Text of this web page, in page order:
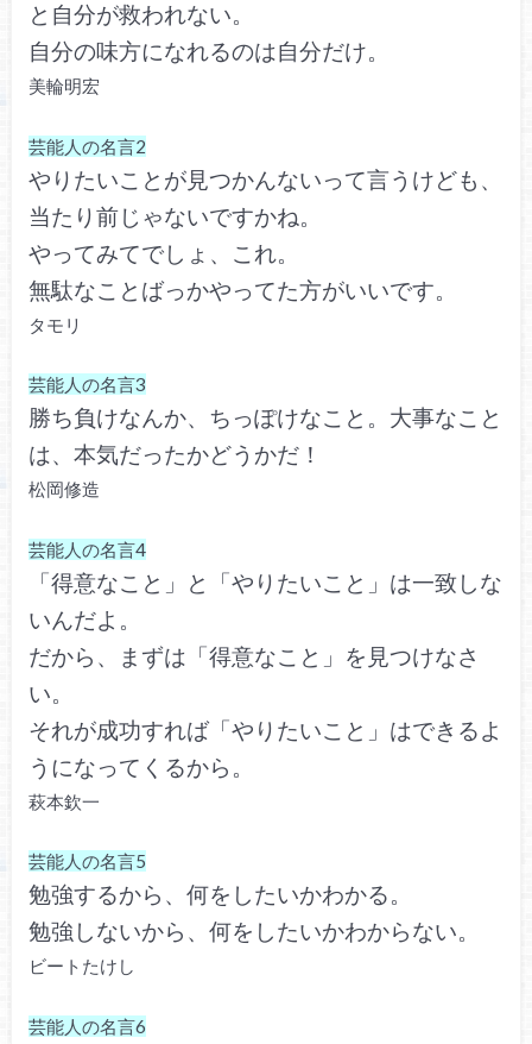
と自分が救われない。
自分の味方になれるのは自分だけ。
美輪明宏
芸能人の名言2
やりたいことが見つかんないって言うけども、
当たり前じゃないですかね。
やってみてでしょ、これ。
無駄なことばっかやってた方がいいです。
タモリ
芸能人の名言3
勝ち負けなんか、ちっぽけなこと。大事なこと
は、本気だったかどうかだ！
松岡修造
芸能人の名言4
「得意なこと」と「やりたいこと」は一致しな
いんだよ。
だから、まずは「得意なこと」を見つけなさ
い。
それが成功すれば「やりたいこと」はできるよ
うになってくるから。
萩本欽一
芸能人の名言5
勉強するから、何をしたいかわかる。
勉強しないから、何をしたいかわからない。
ビートたけし
芸能人の名言6